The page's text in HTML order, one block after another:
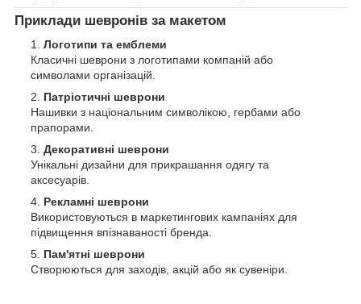
Приклади шевронів за макетом
Логотипи та емблеми
Класичні шеврони з логотипами компаній або
символами організацій.
Патріотичні шеврони
Нашивки з національним символікою, гербами або
прапорами.
Декоративні шеврони
Унікальні дизайни для прикрашання одягу та
аксесуарів.
Рекламні шеврони
Використовуються в маркетингових кампаніях для
підвищення впізнаваності бренда.
Пам'ятні шеврони
Створюються для заходів, акцій або як сувеніри.